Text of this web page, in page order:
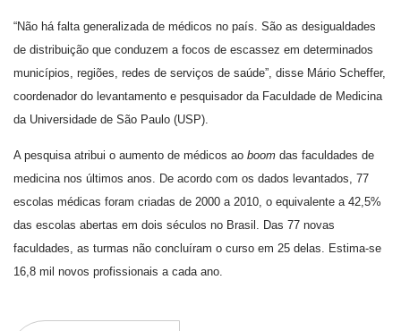
“Não há falta generalizada de médicos no país. São as desigualdades
de distribuição que conduzem a focos de escassez em determinados
municípios, regiões, redes de serviços de saúde”, disse Mário Scheffer,
coordenador do levantamento e pesquisador da Faculdade de Medicina
da Universidade de São Paulo (USP).
A pesquisa atribui o aumento de médicos ao boom das faculdades de
medicina nos últimos anos. De acordo com os dados levantados, 77
escolas médicas foram criadas de 2000 a 2010, o equivalente a 42,5%
das escolas abertas em dois séculos no Brasil. Das 77 novas
faculdades, as turmas não concluíram o curso em 25 delas. Estima-se
16,8 mil novos profissionais a cada ano.